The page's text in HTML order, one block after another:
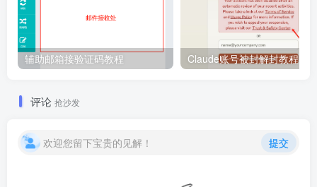
辅助邮箱接验证码教程 Claude账号被封解封教程！
评论 抢沙发
欢迎您留下宝贵的见解！ 提交